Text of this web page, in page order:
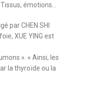
émotions…
par CHEN SHI
XUE YING est
». « Ainsi, les
la thyroïde ou la